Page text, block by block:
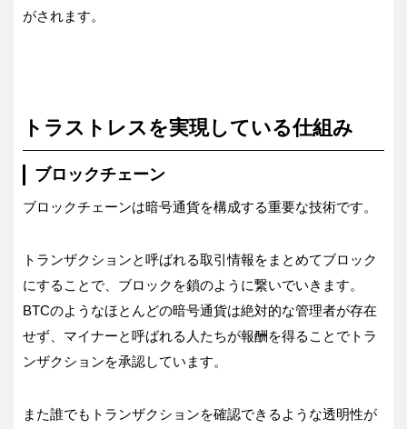
がされます。
トラストレスを実現している仕組み
ブロックチェーン
ブロックチェーンは暗号通貨を構成する重要な技術です。
トランザクションと呼ばれる取引情報をまとめてブロック
にすることで、ブロックを鎖のように繋いでいきます。
BTCのようなほとんどの暗号通貨は絶対的な管理者が存在
せず、マイナーと呼ばれる人たちが報酬を得ることでトラ
ンザクションを承認しています。
また誰でもトランザクションを確認できるような透明性が